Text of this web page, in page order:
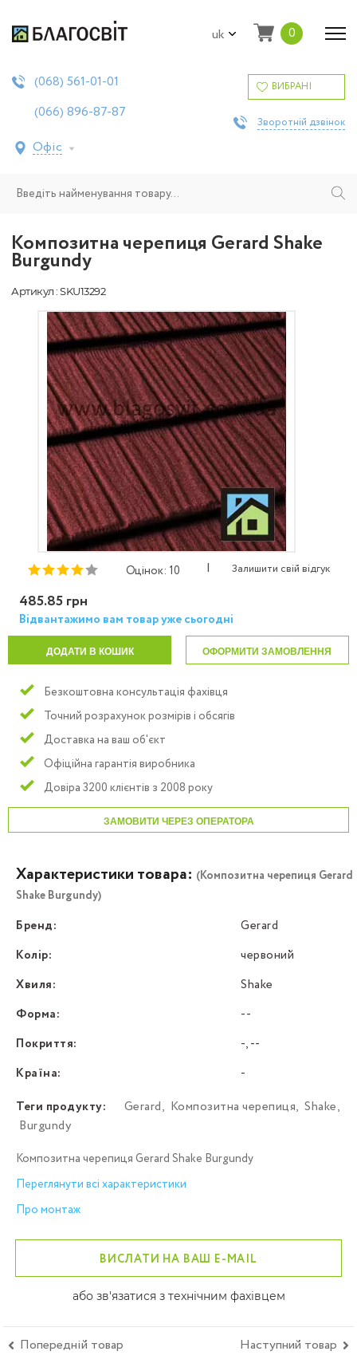
uk 0
(068) 561-01-01
(066) 896-87-87
Офіс
ВИБРАНІ
Зворотній дзвінок
Композитна черепиця Gerard Shake
Burgundy
Артикул : SKU13292
Оцінок: 10 | Залишити свій відгук
485.85 грн
Відвантажимо вам товар уже сьогодні
ДОДАТИ В КОШИК ОФОРМИТИ ЗАМОВЛЕННЯ
Безкоштовна консультація фахівця
Точний розрахунок розмірів і обсягів
Доставка на ваш об'єкт
Офіційна гарантія виробника
Довіра 3200 клієнтів з 2008 року
ЗАМОВИТИ ЧЕРЕЗ ОПЕРАТОРА
Характеристики товара: (Композитна черепиця Gerard
Shake Burgundy)
Бренд:
Gerard
Колір:
червоний
Хвиля:
Shake
Форма:
--
Покриття:
-, --
Країна:
-
Теги продукту:
Gerard, Композитна черепиця, Shake,
Burgundy
Композитна черепиця Gerard Shake Burgundy
Переглянути всі характеристики
Про монтаж
ВИСЛАТИ НА ВАШ E-MAIL
або зв'язатися з технічним фахівцем
Попередній товар Наступний товар